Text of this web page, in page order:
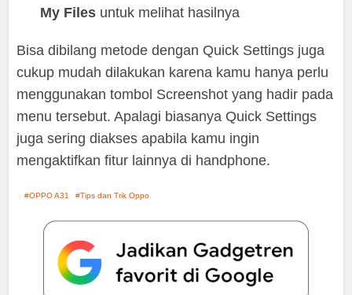
My Files untuk melihat hasilnya
Bisa dibilang metode dengan Quick Settings juga
cukup mudah dilakukan karena kamu hanya perlu
menggunakan tombol Screenshot yang hadir pada
menu tersebut. Apalagi biasanya Quick Settings
juga sering diakses apabila kamu ingin
mengaktifkan fitur lainnya di handphone.
OPPO A31 Tips dan Trik Oppo